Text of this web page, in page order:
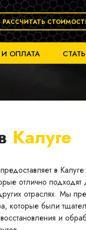
РАССЧИТАТЬ
ОПЛАТА
Калуге
в
отлично
отраслях. Мы
которые были
и